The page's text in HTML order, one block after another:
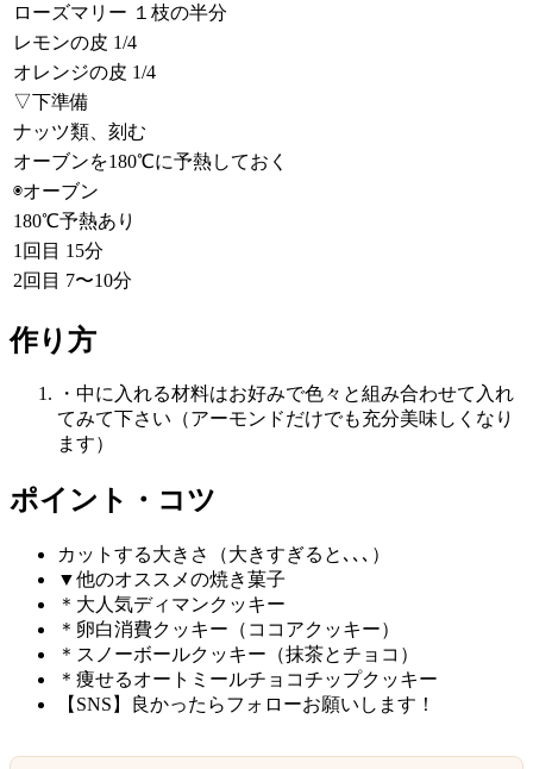
ローズマリー １枝の半分
レモンの皮 1/4
オレンジの皮 1/4
▽下準備
ナッツ類、刻む
オーブンを180℃に予熱しておく
◉オーブン
180℃予熱あり
1回目 15分
2回目 7〜10分
作り方
・中に入れる材料はお好みで色々と組み合わせて入れ
てみて下さい（アーモンドだけでも充分美味しくなり
ます）
ポイント・コツ
カットする大きさ（大きすぎると､､､）
▼他のオススメの焼き菓子
＊大人気ディマンクッキー
＊卵白消費クッキー（ココアクッキー）
＊スノーボールクッキー（抹茶とチョコ）
＊痩せるオートミールチョコチップクッキー
【SNS】良かったらフォローお願いします！